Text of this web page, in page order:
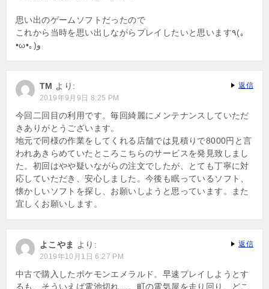
思い出のゲームソフトだったので
これから当時を思い出しながらプレイしたいと思います٩(｡
•ω•｡) و
TM より:
2019年9月9日 8:25 PM
今回二回目の利用です。毎回綺麗にメンテナンスしていただ
きありがとうございます。
地元で同様の作業をしてくれる店舗では見積りで8000円と言
われあきらめていたところこちらのサービスを発見致しまし
た。初回はやや疑いながらの注文でしたが、とても丁寧に対
応していただき、安心しました。今後も眠っているソフト、
懐かしいソフトを探し、お願いしようと思っています。また
宜しくお願いします。
返信
よこやま より:
2019年10月1日 6:27 PM
中古で購入したポケモンエメラルド。早速プレイしようとす
るも、そういえば電池切れ…。町の電気屋を走り回り、どこ
返信